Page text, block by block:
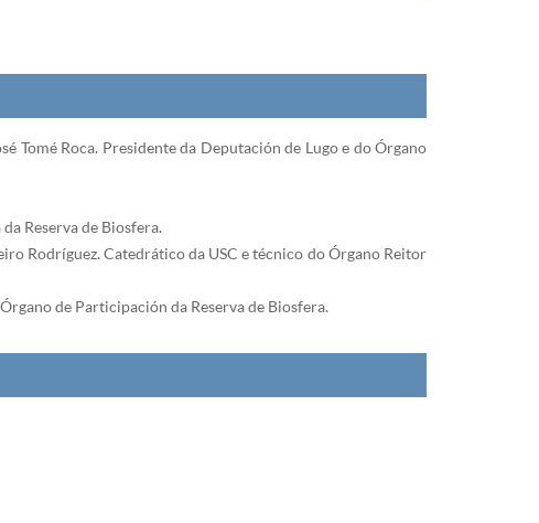
Tomé Roca. Presidente da Deputación de Lugo e do Órgano
Reserva de Biosfera.
Rodríguez. Catedrático da USC e técnico do Órgano Reitor
de Participación da Reserva de Biosfera.